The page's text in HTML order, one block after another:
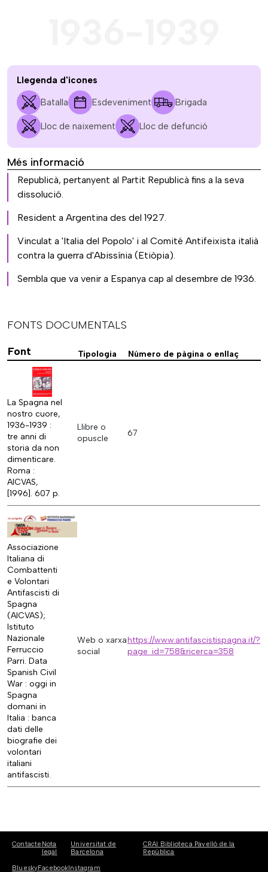
Llegenda d'icones
Batalla Esdeveniment Brigada
Lloc de naixement Lloc de defunció
Més informació
Republicà, pertanyent al Partit Republicà fins a la seva
dissolució.
Resident a Argentina des del 1927.
Vinculat a 'Italia del Popolo' i al Comité Antifeixista italià
contra la guerra d'Abissínia (Etiòpia).
Sembla que va venir a Espanya cap al desembre de 1936.
FONTS DOCUMENTALS
Font
Tipologia Número de pàgina o enllaç
La Spagna nel
nostro cuore,
1936-1939 :
tre anni di
storia da non
dimenticare.
Roma :
AICVAS,
[1996]. 607 p.
Llibre o
opuscle
67
Associazione
Italiana di
Combattenti
e Volontari
Antifascisti di
Spagna
(AICVAS);
Istituto
Nazionale
Ferruccio
Parri. Data
Spanish Civil
War : oggi in
Spagna
domani in
Italia : banca
dati delle
biografie dei
volontari
italiani
antifascisti.
Web o xarxa
social
https://www.antifascistispagna.it/?
page_id=758&ricerca=358
Contacte Nota
legal
Universitat de
Barcelona
CRAI Biblioteca Pavelló de la
República
BlueskyFacebookInstagram